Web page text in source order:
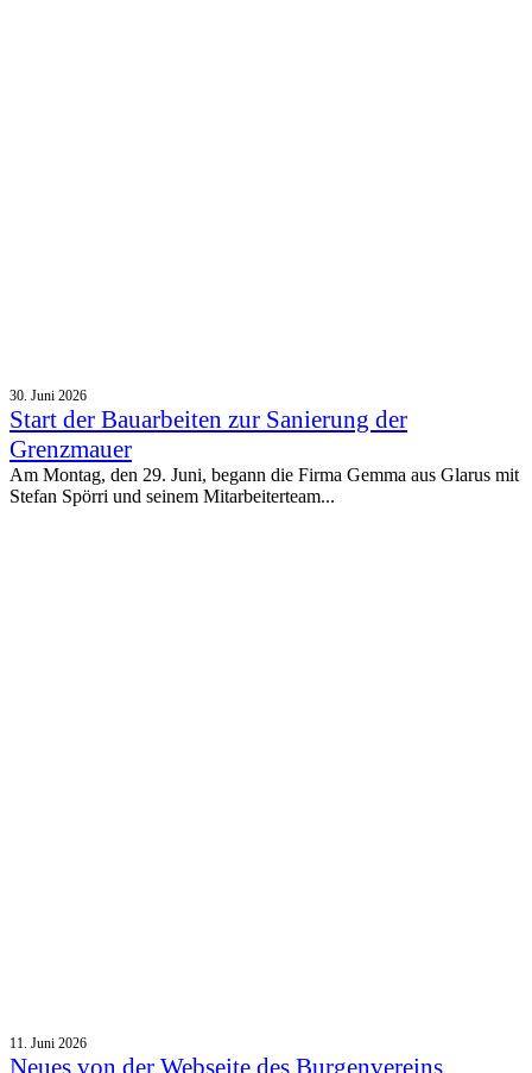
30. Juni 2026
Start der Bauarbeiten zur Sanierung der
Grenzmauer
Am Montag, den 29. Juni, begann die Firma Gemma aus Glarus mit
Stefan Spörri und seinem Mitarbeiterteam...
11. Juni 2026